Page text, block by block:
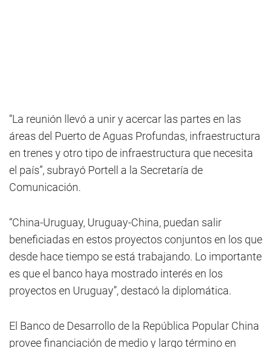
“La reunión llevó a unir y acercar las partes en las
áreas del Puerto de Aguas Profundas, infraestructura
en trenes y otro tipo de infraestructura que necesita
el país”, subrayó Portell a la Secretaría de
Comunicación.
“China-Uruguay, Uruguay-China, puedan salir
beneficiadas en estos proyectos conjuntos en los que
desde hace tiempo se está trabajando. Lo importante
es que el banco haya mostrado interés en los
proyectos en Uruguay”, destacó la diplomática.
El Banco de Desarrollo de la República Popular China
provee financiación de medio y largo término en